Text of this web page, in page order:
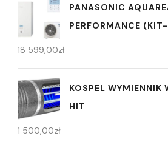
PANASONIC
PERFORMANCE
18 599,00zł
KOSPEL
HIT
1 500,00zł